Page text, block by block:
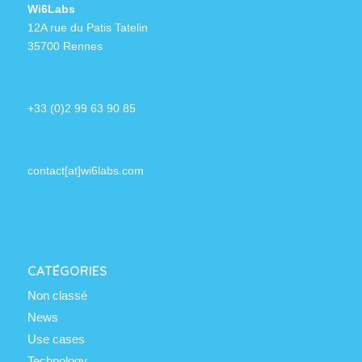
Wi6Labs
12A rue du Patis Tatelin
35700 Rennes
+33 (0)2 99 63 90 85
contact[at]wi6labs.com
CATÉGORIES
Non classé
News
Use cases